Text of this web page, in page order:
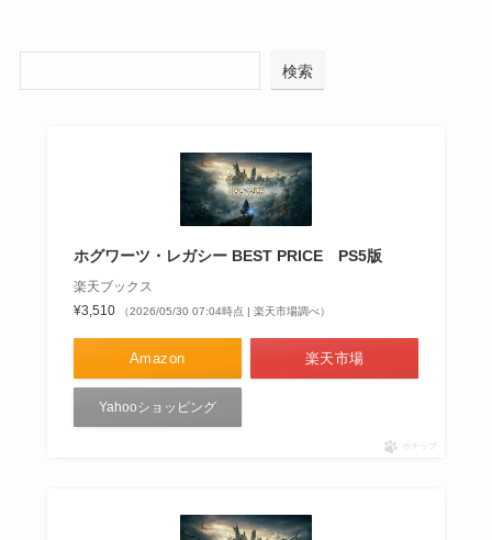
検索
ホグワーツ・レガシー BEST PRICE PS5版
楽天ブックス
¥3,510
（2026/05/30 07:04時点 | 楽天市場調べ）
Amazon 楽天市場
Yahooショッピング
ポチップ